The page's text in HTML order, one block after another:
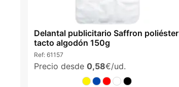
Delantal publicitario Saffron poliéster
tacto algodón 150g
Ref:61157
Precio desde0,58€/ud.